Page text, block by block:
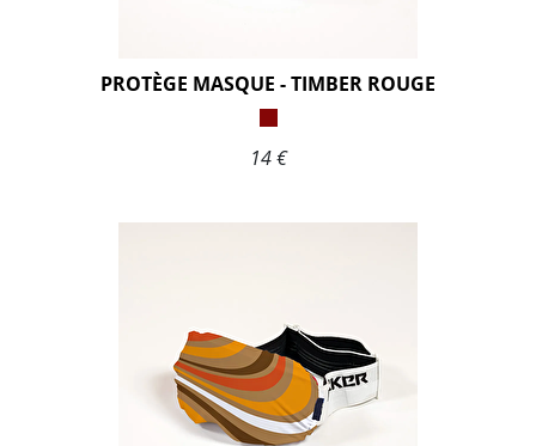
PROTÈGE MASQUE - TIMBER ROUGE
14 €